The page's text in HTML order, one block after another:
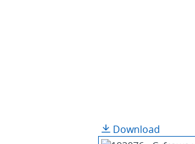
Download